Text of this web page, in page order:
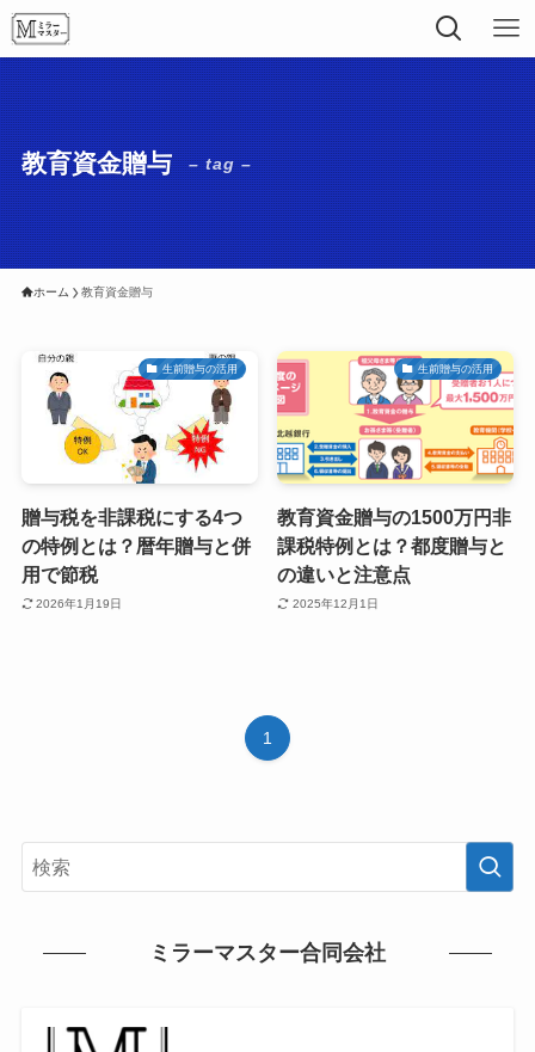
教育資金贈与 – tag –
ホーム 教育資金贈与
生前贈与の活用
贈与税を非課税にする4つ
の特例とは？暦年贈与と併
用で節税
2026年1月19日
生前贈与の活用
教育資金贈与の1500万円非
課税特例とは？都度贈与と
の違いと注意点
2025年12月1日
1
ミラーマスター合同会社